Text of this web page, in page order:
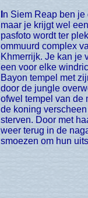
maar je krijgt wel
pasfoto wordt ter
ommuurd complex
Khmerrijk. Je kan je
een voor elke
Bayon tempel met
door de jungle
ofwel tempel van de
de koning
sterven. Door met
weer terug in de
smoezen om hun